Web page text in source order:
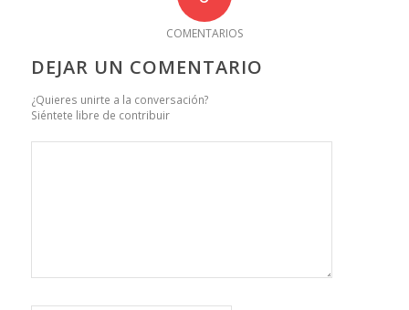
COMENTARIOS
DEJAR UN COMENTARIO
¿Quieres unirte a la conversación?
Siéntete libre de contribuir